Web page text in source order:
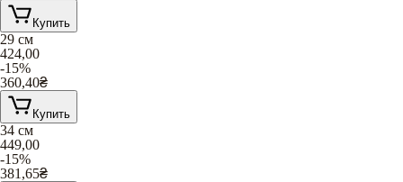
Купить
29 см
424,00
-15%
360,40₴
Купить
34 см
449,00
-15%
381,65₴